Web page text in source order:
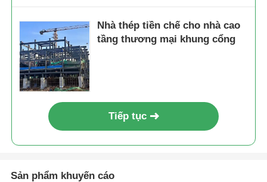
Nhà thép tiền chế cho nhà cao
tầng thương mại khung cổng
Tiếp tục
Sản phẩm khuyến cáo